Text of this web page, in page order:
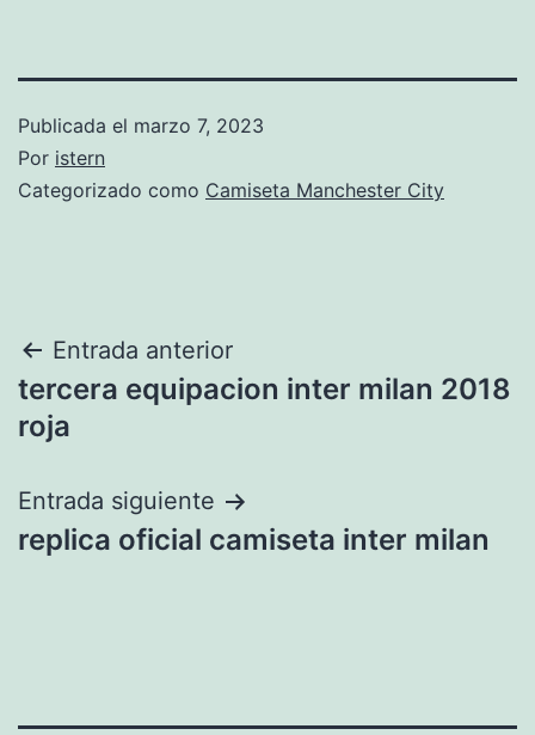
Publicada el marzo 7, 2023
Por istern
Categorizado como Camiseta Manchester City
Navegación
de
Entrada anterior
tercera equipacion inter milan 2018
roja
Entrada siguiente
replica oficial camiseta inter milan